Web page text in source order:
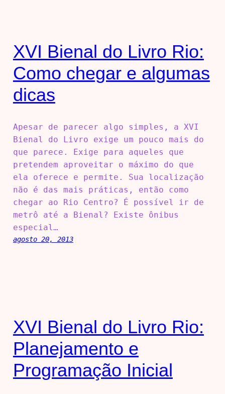
XVI Bienal do Livro Rio:
Como chegar e algumas
dicas
Apesar de parecer algo simples, a XVI
Bienal do Livro exige um pouco mais do
que parece. Exige para aqueles que
pretendem aproveitar o máximo do que
ela oferece e permite. Sua localização
não é das mais práticas, então como
chegar ao Rio Centro? É possível ir de
metrô até a Bienal? Existe ônibus
especial…
agosto 20, 2013
XVI Bienal do Livro Rio:
Planejamento e
Programação Inicial